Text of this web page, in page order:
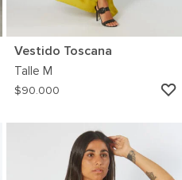
AGREGAR
Vestido Toscana
Talle M
$90.000